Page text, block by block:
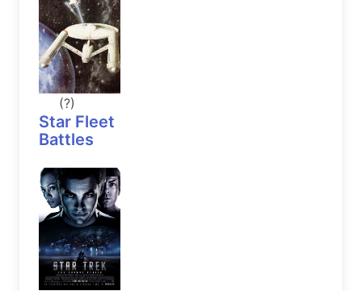
(?)
Star Fleet
Battles